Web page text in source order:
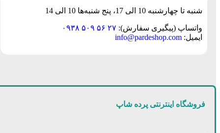
شنبه تا چهارشنبه 10 الی 17، پنج شنبه‌ها 10 الی 14
واتساپ (پیگیری سفارش):۲۷ ۵۶ ۵۰۹ ۰۹۳۸
ایمیل:info@pardeshop.com
فروشگاه اینترنتی پرده شاپ